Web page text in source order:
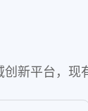
新平台，